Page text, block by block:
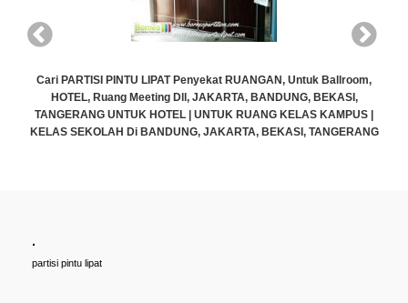
HOTEL, Ruang Meeting Dll, JAKARTA, BANDUNG, BEKASI,
.
partisi pintu lipat